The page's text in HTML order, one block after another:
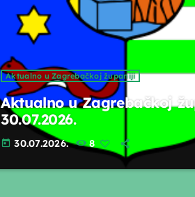
Aktualno u Zagrebačkoj županiji
Aktualno u Zagrebačkoj
30.07.2026.
today 30.07.2026. 8